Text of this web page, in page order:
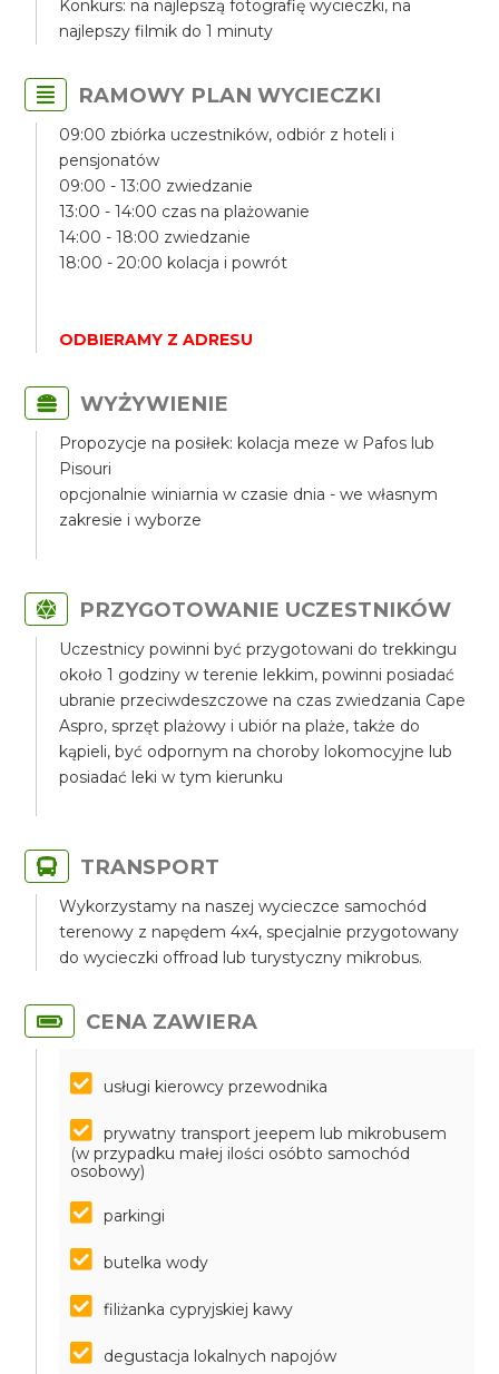
Konkurs: na najlepszą fotografię wycieczki, na
najlepszy filmik do 1 minuty
RAMOWY PLAN WYCIECZKI
09:00 zbiórka uczestników, odbiór z hoteli i
pensjonatów
09:00 - 13:00 zwiedzanie
13:00 - 14:00 czas na plażowanie
14:00 - 18:00 zwiedzanie
18:00 - 20:00 kolacja i powrót
ODBIERAMY Z ADRESU
WYŻYWIENIE
Propozycje na posiłek: kolacja meze w Pafos lub
Pisouri
opcjonalnie winiarnia w czasie dnia - we własnym
zakresie i wyborze
PRZYGOTOWANIE UCZESTNIKÓW
Uczestnicy powinni być przygotowani do trekkingu
około 1 godziny w terenie lekkim, powinni posiadać
ubranie przeciwdeszczowe na czas zwiedzania Cape
Aspro, sprzęt plażowy i ubiór na plaże, także do
kąpieli, być odpornym na choroby lokomocyjne lub
posiadać leki w tym kierunku
TRANSPORT
Wykorzystamy na naszej wycieczce samochód
terenowy z napędem 4x4, specjalnie przygotowany
do wycieczki offroad lub turystyczny mikrobus.
CENA ZAWIERA
usługi kierowcy przewodnika
prywatny transport jeepem lub mikrobusem
(w przypadku małej ilości osóbto samochód
osobowy)
parkingi
butelka wody
filiżanka cypryjskiej kawy
degustacja lokalnych napojów